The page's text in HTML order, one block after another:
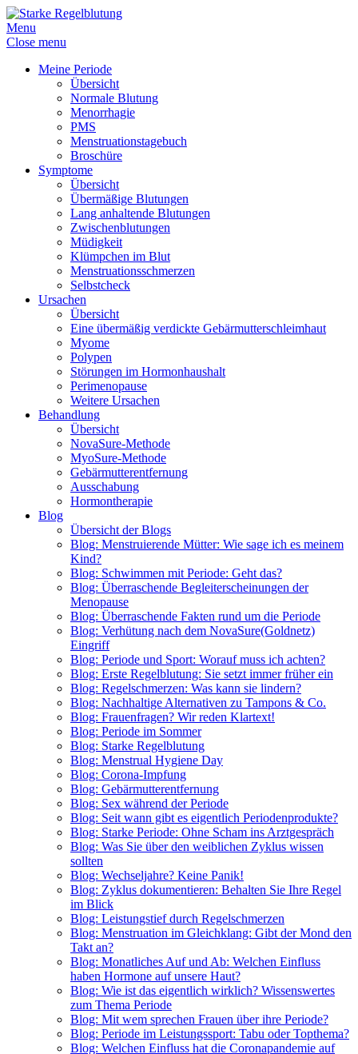
Menu
Close menu
Meine Periode
Übersicht
Normale Blutung
Menorrhagie
PMS
Menstruationstagebuch
Broschüre
Symptome
Übersicht
Übermäßige Blutungen
Lang anhaltende Blutungen
Zwischenblutungen
Müdigkeit
Klümpchen im Blut
Menstruationsschmerzen
Selbstcheck
Ursachen
Übersicht
Eine übermäßig verdickte Gebärmutterschleimhaut
Myome
Polypen
Störungen im Hormonhaushalt
Perimenopause
Weitere Ursachen
Behandlung
Übersicht
NovaSure-Methode
MyoSure-Methode
Gebärmutterentfernung
Ausschabung
Hormontherapie
Blog
Übersicht der Blogs
Blog: Menstruierende Mütter: Wie sage ich es meinem
Kind?
Blog: Schwimmen mit Periode: Geht das?
Blog: Überraschende Begleiterscheinungen der
Menopause
Blog: Überraschende Fakten rund um die Periode
Blog: Verhütung nach dem NovaSure(Goldnetz)
Eingriff
Blog: Periode und Sport: Worauf muss ich achten?
Blog: Erste Regelblutung: Sie setzt immer früher ein
Blog: Regelschmerzen: Was kann sie lindern?
Blog: Nachhaltige Alternativen zu Tampons & Co.
Blog: Frauenfragen? Wir reden Klartext!
Blog: Periode im Sommer
Blog: Starke Regelblutung
Blog: Menstrual Hygiene Day
Blog: Corona-Impfung
Blog: Gebärmutterentfernung
Blog: Sex während der Periode
Blog: Seit wann gibt es eigentlich Periodenprodukte?
Blog: Starke Periode: Ohne Scham ins Arztgespräch
Blog: Was Sie über den weiblichen Zyklus wissen
sollten
Blog: Wechseljahre? Keine Panik!
Blog: Zyklus dokumentieren: Behalten Sie Ihre Regel
im Blick
Blog: Leistungstief durch Regelschmerzen
Blog: Menstruation im Gleichklang: Gibt der Mond den
Takt an?
Blog: Monatliches Auf und Ab: Welchen Einfluss
haben Hormone auf unsere Haut?
Blog: Wie ist das eigentlich wirklich? Wissenswertes
zum Thema Periode
Blog: Mit wem sprechen Frauen über ihre Periode?
Blog: Periode im Leistungssport: Tabu oder Topthema?
Blog: Welchen Einfluss hat die Coronapandemie auf